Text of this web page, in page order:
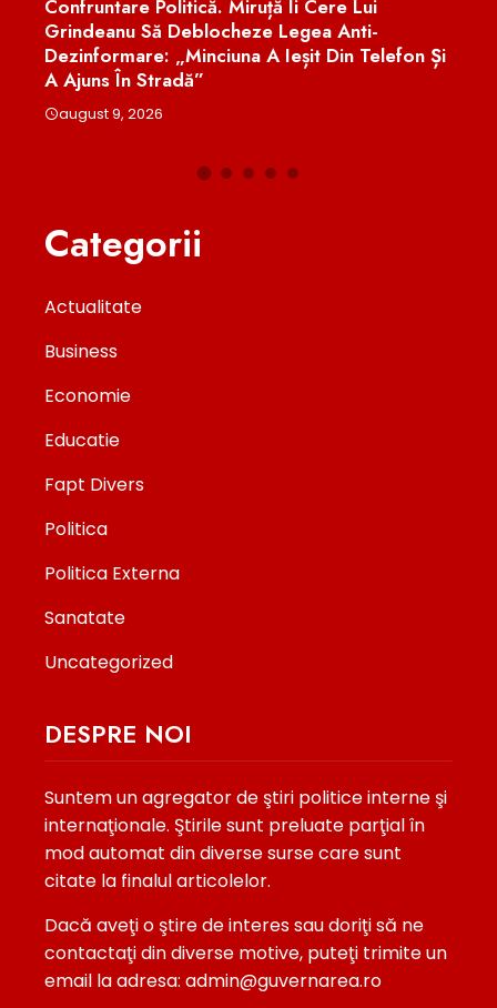
Și
august 9, 2026
Categorii
Actualitate
Business
Economie
Educatie
Fapt Divers
Politica
Politica Externa
Sanatate
Uncategorized
DESPRE NOI
Suntem un agregator de ştiri politice interne şi
internaţionale. Ştirile sunt preluate parţial în
mod automat din diverse surse care sunt
citate la finalul articolelor.
Dacă aveţi o ştire de interes sau doriţi să ne
contactaţi din diverse motive, puteţi trimite un
email la adresa: admin@guvernarea.ro